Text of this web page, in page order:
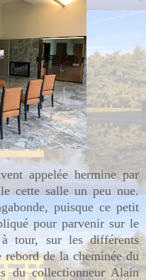
appelée hermine par
cette salle un peu nue.
puisque ce petit
pour parvenir sur le
tour, sur les différents
de la cheminée du
du collectionneur Alain